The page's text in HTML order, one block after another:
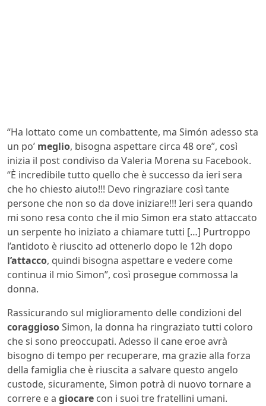
“Ha lottato come un combattente, ma Simón adesso sta
un po’ meglio, bisogna aspettare circa 48 ore”, così
inizia il post condiviso da Valeria Morena su Facebook.
“È incredibile tutto quello che è successo da ieri sera
che ho chiesto aiuto!!! Devo ringraziare così tante
persone che non so da dove iniziare!!! Ieri sera quando
mi sono resa conto che il mio Simon era stato attaccato
un serpente ho iniziato a chiamare tutti […] Purtroppo
l’antidoto è riuscito ad ottenerlo dopo le 12h dopo
l’attacco, quindi bisogna aspettare e vedere come
continua il mio Simon”, così prosegue commossa la
donna.
Rassicurando sul miglioramento delle condizioni del
coraggiosoSimon, la donna ha ringraziato tutti coloro
che si sono preoccupati. Adesso il cane eroe avrà
bisogno di tempo per recuperare, ma grazie alla forza
della famiglia che è riuscita a salvare questo angelo
custode, sicuramente, Simon potrà di nuovo tornare a
correre e a giocare con i suoi tre fratellini umani.